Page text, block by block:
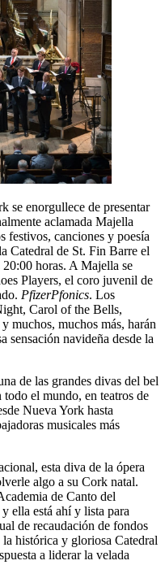
se enorgullece de presentar
aclamada Majella
festivos, canciones y poesía
Catedral de St. Fin Barre el
horas. A Majella se
Players, el coro juvenil de
PfizerPfonics. Los
Carol of the Bells,
muchos, muchos más, harán
sensación navideña desde la
de las grandes divas del bel
el mundo, en teatros de
Nueva York hasta
musicales más
esta diva de la ópera
algo a su Cork natal.
de Canto del
ella está ahí y lista para
de recaudación de fondos
histórica y gloriosa Catedral
a liderar la velada